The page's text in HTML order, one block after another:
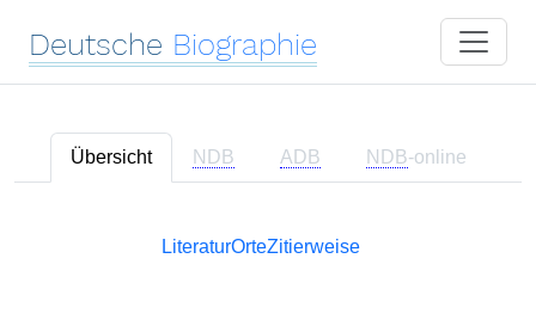
Deutsche Biographie
Übersicht NDB ADB NDB-online
LiteraturOrteZitierweise